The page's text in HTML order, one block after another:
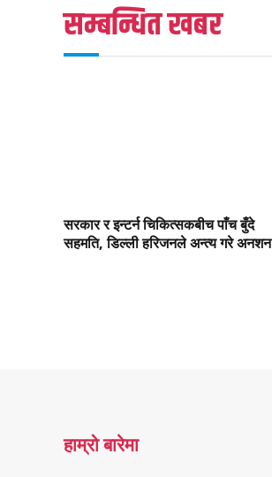
सम्बन्धित खबर
सरकार र इन्टर्न चिकित्सकबीच पाँच बुँदे
सहमति, डिल्ली हरिजनले अन्त्य गरे अनशन
हाम्रो बारेमा